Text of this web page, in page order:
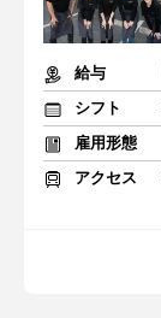
給与
シフト
雇用形態
アクセス